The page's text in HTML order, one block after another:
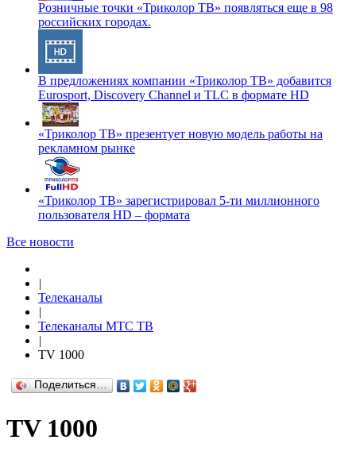
Розничные точки «Триколор ТВ» появляться еще в 98
российских городах.
В предложениях компании «Триколор ТВ» добавится
Eurosport, Discovery Channel и TLC в формате HD
«Триколор ТВ» презентует новую модель работы на
рекламном рынке
«Триколор ТВ» зарегистрировал 5-ти миллионного
пользователя HD – формата
Все новости
|
Телеканалы
|
Телеканалы МТС ТВ
|
TV 1000
Поделиться…
TV 1000